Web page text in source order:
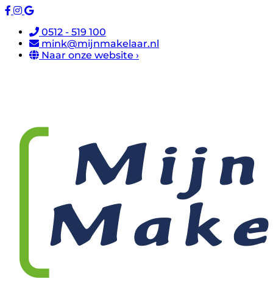
0512 - 519 100
mink@mijnmakelaar.nl
Naar onze website ›